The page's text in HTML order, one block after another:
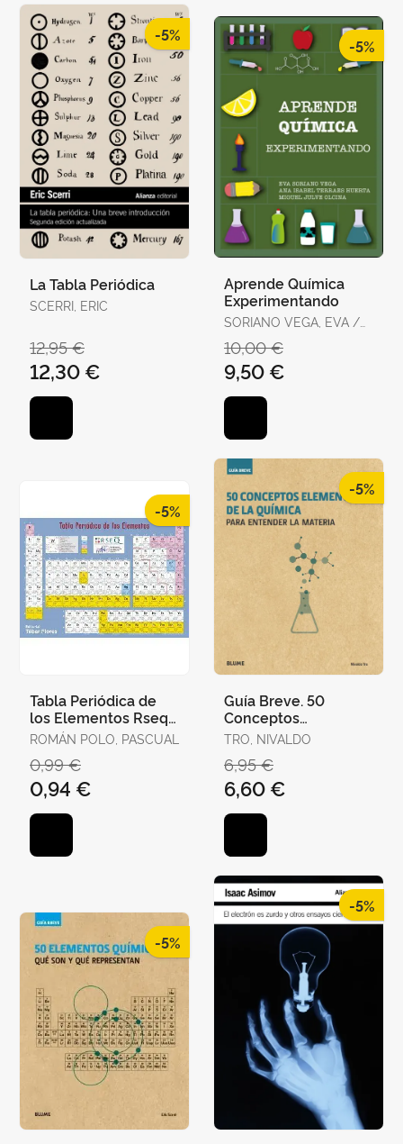
-5%
La Tabla Periódica
SCERRI, ERIC
12,95 €
12,30 €
-5%
Aprende Química
Experimentando
SORIANO VEGA, EVA /
ISABEL / JULVE OLCINA,
MIGUEL
10,00 €
9,50 €
-5%
Tabla Periódica de
los Elementos Rseq
2020
ROMÁN POLO, PASCUAL
0,99 €
0,94 €
-5%
Guía Breve. 50
Conceptos
Elementales de la
Química
TRO, NIVALDO
6,95 €
6,60 €
-5%
-5%